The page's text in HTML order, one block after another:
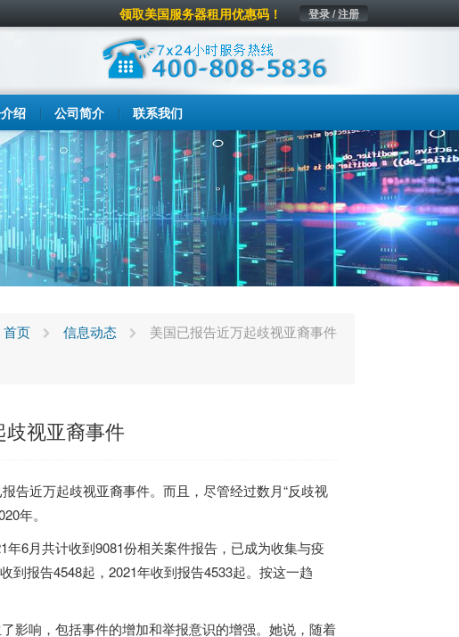
登录 / 注册
领取美国服务器租用优惠码！
绍 公司简介 联系我们
首页 信息动态 美国已报告近万起歧视亚裔事件
视亚裔事件
报告近万起歧视亚裔事件。而且，尽管经过数月“反歧视
年。
6月共计收到9081份相关案件报告，已成为收集与疫
到报告4548起，2021年收到报告4533起。按这一趋
响，包括事件的增加和举报意识的增强。她说，随着